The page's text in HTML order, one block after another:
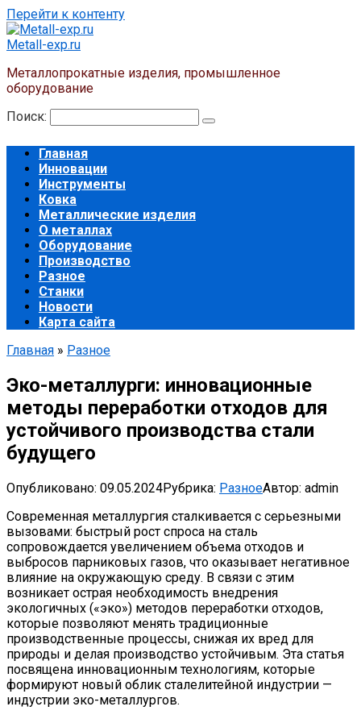
Перейти к контенту
Metall-exp.ru
Металлопрокатные изделия, промышленное
оборудование
Поиск:
Главная
Инновации
Инструменты
Ковка
Металлические изделия
О металлах
Оборудование
Производство
Разное
Станки
Новости
Карта сайта
Главная » Разное
Эко-металлурги: инновационные
методы переработки отходов для
устойчивого производства стали
будущего
Опубликовано: 09.05.2024Рубрика: РазноеАвтор: admin
Современная металлургия сталкивается с серьезными
вызовами: быстрый рост спроса на сталь
сопровождается увеличением объема отходов и
выбросов парниковых газов, что оказывает негативное
влияние на окружающую среду. В связи с этим
возникает острая необходимость внедрения
экологичных («эко») методов переработки отходов,
которые позволяют менять традиционные
производственные процессы, снижая их вред для
природы и делая производство устойчивым. Эта статья
посвящена инновационным технологиям, которые
формируют новый облик сталелитейной индустрии —
индустрии эко-металлургов.